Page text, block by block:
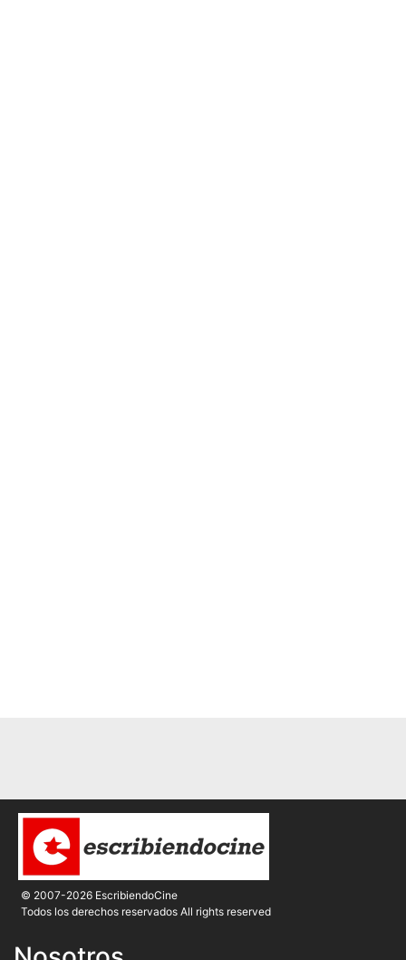
© 2007-2026 EscribiendoCine
Todos los derechos reservados All rights reserved